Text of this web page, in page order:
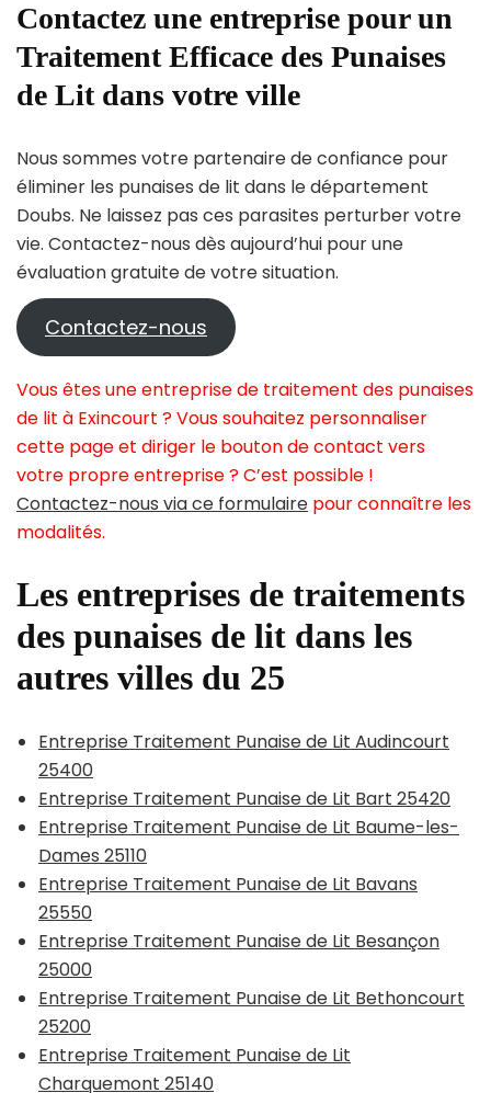
Contactez une entreprise pour un
Traitement Efficace des Punaises
de Lit dans votre ville
Nous sommes votre partenaire de confiance pour
éliminer les punaises de lit dans le département
Doubs. Ne laissez pas ces parasites perturber votre
vie. Contactez-nous dès aujourd’hui pour une
évaluation gratuite de votre situation.
Contactez-nous
Vous êtes une entreprise de traitement des punaises
de lit à Exincourt ? Vous souhaitez personnaliser
cette page et diriger le bouton de contact vers
votre propre entreprise ? C’est possible !
Contactez-nous via ce formulaire pour connaître les
modalités.
Les entreprises de traitements
des punaises de lit dans les
autres villes du 25
Entreprise Traitement Punaise de Lit Audincourt
25400
Entreprise Traitement Punaise de Lit Bart 25420
Entreprise Traitement Punaise de Lit Baume-les-
Dames 25110
Entreprise Traitement Punaise de Lit Bavans
25550
Entreprise Traitement Punaise de Lit Besançon
25000
Entreprise Traitement Punaise de Lit Bethoncourt
25200
Entreprise Traitement Punaise de Lit
Charquemont 25140